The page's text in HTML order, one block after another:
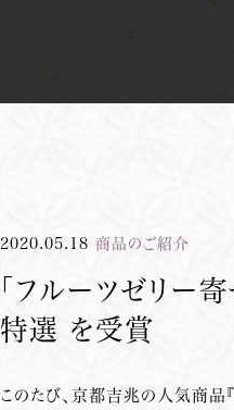
2020.05.18 商品のご紹介
「フルーツゼリー
特選 を受賞
このたび、京都吉兆の人気商品